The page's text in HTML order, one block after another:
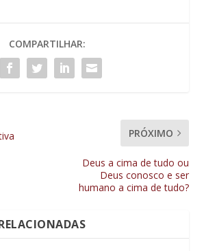
COMPARTILHAR:
PRÓXIMO
Deus a cima de tudo ou
Deus conosco e ser
humano a cima de tudo?